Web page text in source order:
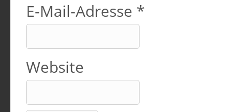
E-Mail-Adresse *
Website